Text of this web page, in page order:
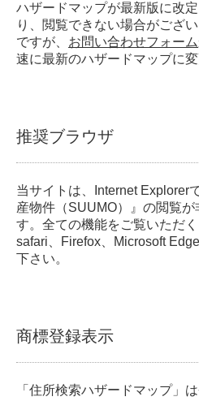
ハザードマップが最新版に改
り、閲覧できない場合がござ
ですが、 お問い合わせフォーム
速に最新のハザードマップに変
推奨ブラウザ
当サイトは、Internet Explorer
産物件（SUUMO）』の閲覧が
す。全ての機能をご覧いただ
safari、Firefox、Microsoft
下さい。
商標登録表示
「住所検索ハザードマップ」